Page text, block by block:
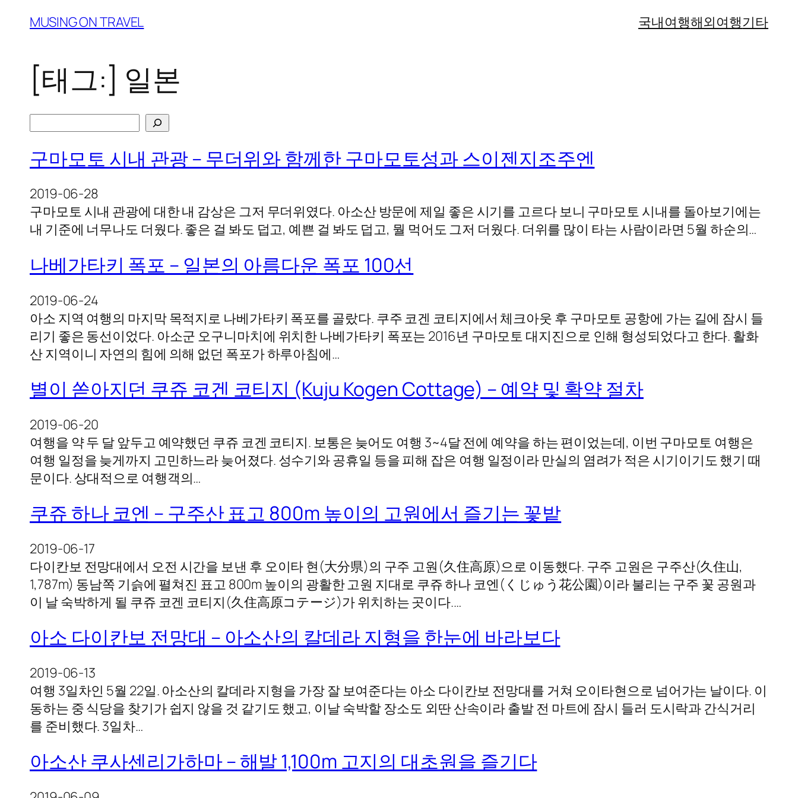
MUSING ON TRAVEL 국내여행해외여행기타
[태그:] 일본
구마모토 시내 관광 – 무더위와 함께한 구마모토성과 스이젠지조주엔
2019-06-28
구마모토 시내 관광에 대한 내 감상은 그저 무더위였다. 아소산 방문에 제일 좋은 시기를 고르다 보니 구마모토 시내를 돌아보기에는
내 기준에 너무나도 더웠다. 좋은 걸 봐도 덥고, 예쁜 걸 봐도 덥고, 뭘 먹어도 그저 더웠다. 더위를 많이 타는 사람이라면 5월 하순의…
나베가타키 폭포 – 일본의 아름다운 폭포 100선
2019-06-24
아소 지역 여행의 마지막 목적지로 나베가타키 폭포를 골랐다. 쿠주 코겐 코티지에서 체크아웃 후 구마모토 공항에 가는 길에 잠시 들
리기 좋은 동선이었다. 아소군 오구니마치에 위치한 나베가타키 폭포는 2016년 구마모토 대지진으로 인해 형성되었다고 한다. 활화
산 지역이니 자연의 힘에 의해 없던 폭포가 하루아침에…
별이 쏟아지던 쿠쥬 코겐 코티지 (Kuju Kogen Cottage) – 예약 및 확약 절차
2019-06-20
여행을 약 두 달 앞두고 예약했던 쿠쥬 코겐 코티지. 보통은 늦어도 여행 3~4달 전에 예약을 하는 편이었는데, 이번 구마모토 여행은
여행 일정을 늦게까지 고민하느라 늦어졌다. 성수기와 공휴일 등을 피해 잡은 여행 일정이라 만실의 염려가 적은 시기이기도 했기 때
문이다. 상대적으로 여행객의…
쿠쥬 하나 코엔 – 구주산 표고 800m 높이의 고원에서 즐기는 꽃밭
2019-06-17
다이칸보 전망대에서 오전 시간을 보낸 후 오이타 현(大分県)의 구주 고원(久住高原)으로 이동했다. 구주 고원은 구주산(久住山,
1,787m) 동남쪽 기슭에 펼쳐진 표고 800m 높이의 광활한 고원 지대로 쿠쥬 하나 코엔(くじゅう花公園)이라 불리는 구주 꽃 공원과
이 날 숙박하게 될 쿠쥬 코겐 코티지(久住高原コテージ)가 위치하는 곳이다.…
아소 다이칸보 전망대 – 아소산의 칼데라 지형을 한눈에 바라보다
2019-06-13
여행 3일차인 5월 22일. 아소산의 칼데라 지형을 가장 잘 보여준다는 아소 다이칸보 전망대를 거쳐 오이타현으로 넘어가는 날이다. 이
동하는 중 식당을 찾기가 쉽지 않을 것 같기도 했고, 이날 숙박할 장소도 외딴 산속이라 출발 전 마트에 잠시 들러 도시락과 간식거리
를 준비했다. 3일차…
아소산 쿠사센리가하마 – 해발 1,100m 고지의 대초원을 즐기다